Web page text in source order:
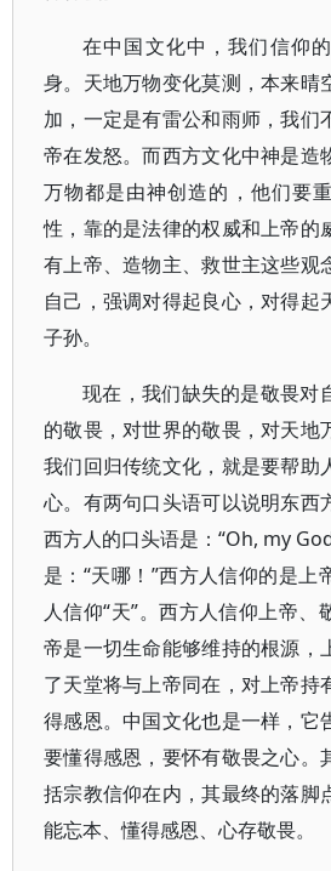
在中国文化中，我们信仰
身。天地万物变化莫测，本来晴
加，一定是有雷公和雨师，我们
帝在发怒。而西方文化中神是造
万物都是由神创造的，他们要
性，靠的是法律的权威和上帝的
有上帝、造物主、救世主这些观
自己，强调对得起良心，对得起
子孙。
现在，我们缺失的是敬畏对
的敬畏，对世界的敬畏，对天地
我们回归传统文化，就是要帮助
心。有两句口头语可以说明东西
西方人的口头语是：“Oh, my
是：“天哪！”西方人信仰的是上
人信仰“天”。西方人信仰上帝、
帝是一切生命能够维持的根源，
了天堂将与上帝同在，对上帝持
得感恩。中国文化也是一样，它
要懂得感恩，要怀有敬畏之心。
括宗教信仰在内，其最终的落脚
能忘本、懂得感恩、心存敬畏。